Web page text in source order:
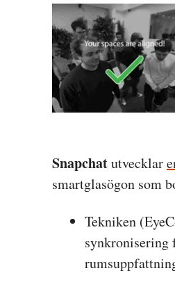
Snapchatutvecklar
smartglasögon som
Tekniken
synkronisering